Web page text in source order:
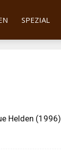
SPEZIAL
Helden (1996)